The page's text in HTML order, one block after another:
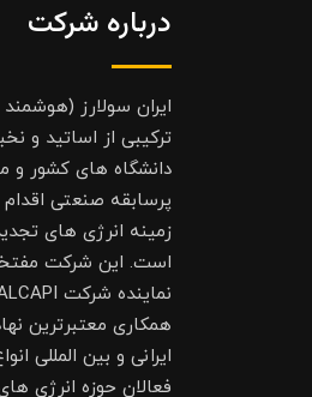
درباره شرکت
ایران سولارز (هوشمند
ترکیبی از اساتید و
دانشگاه های کشور
پرسابقه صنعتی
زمینه انرژی های
است. این شرکت
همکاری معتبرترین
ایرانی و بین المللی
فعالان حوزه انرژی